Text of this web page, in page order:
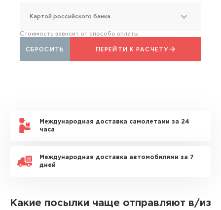
Картой российского банка
Стоимость зависит от способа оплаты
ПЕРЕЙТИ К РАСЧЕТУ
СБРОСИТЬ
Международная доставка самолетами за 24
часа
Международная доставка автомобилями за 7
дней
Какие посылки чаще отправляют в/из